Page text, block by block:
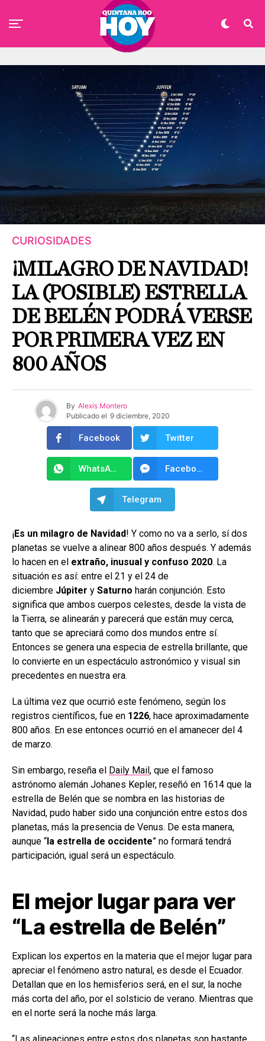
CURIOSIDADES
¡MILAGRO DE NAVIDAD!
LA (POSIBLE) ESTRELLA
DE BELÉN PODRÁ VERSE
POR PRIMERA VEZ EN
800 AÑOS
By Alexis Montero
Publicado el 9 diciembre, 2020
Facebook Twitter
WhatsApp Facebook Messenger
Telegram
¡Es un milagro de Navidad! Y como no va a serlo, sí dos
planetas se vuelve a alinear 800 años después. Y además
lo hacen en el extraño, inusual y confuso 2020. La
situación es así: entre el 21 y el 24 de
diciembre Júpiter y Saturno harán conjunción. Esto
significa que ambos cuerpos celestes, desde la vista de
la Tierra, se alinearán y parecerá que están muy cerca,
tanto que se apreciará como dos mundos entre sí.
Entonces se genera una especia de estrella brillante, que
lo convierte en un espectáculo astronómico y visual sin
precedentes en nuestra era.
La última vez que ocurrió este fenómeno, según los
registros científicos, fue en 1226, hace aproximadamente
800 años. En ese entonces ocurrió en el amanecer del 4
de marzo.
Sin embargo, reseña el Daily Mail , que el famoso
astrónomo alemán Johanes Kepler, reseñó en 1614 que la
estrella de Belén que se nombra en las historias de
Navidad, pudo haber sido una conjunción entre estos dos
planetas, más la presencia de Venus. De esta manera,
aunque “ la estrella de occidente” no formará tendrá
participación, igual será un espectáculo.
El mejor lugar para ver
“La estrella de Belén”
Explican los expertos en la materia que el mejor lugar para
apreciar el fenómeno astro natural, es desde el Ecuador.
Detallan que en los hemisferios será, en el sur, la noche
más corta del año, por el solsticio de verano. Mientras que
en el norte será la noche más larga.